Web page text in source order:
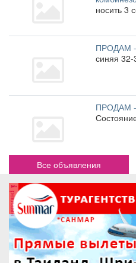
носить 3
ПРОДАМ
синяя 32-
ПРОДАМ
Все объявления
реклама